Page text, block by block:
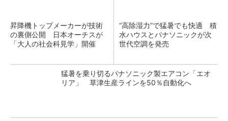
昇降機トップメーカーが技術
の裏側公開 日本オーチスが
「大人の社会科見学」開催
“高除湿力”で猛暑でも快適 積
水ハウスとパナソニックが次
世代空調を発売
猛暑を乗り切るパナソニック製エアコン「エオ
リア」 草津生産ラインを50％自動化へ